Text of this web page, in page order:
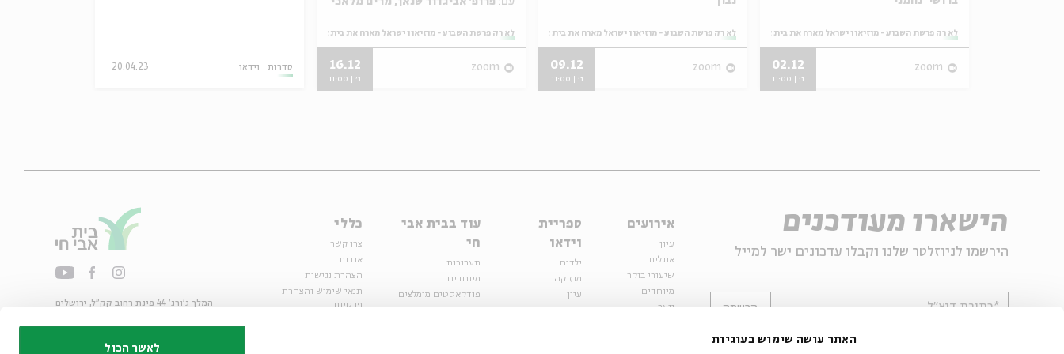
האתר עושה שימוש בעוגיות
לאשר הכול
סדרות וידאו 20.04.23
מתוך:
לא רק פרשת השבוע - מוזיאון ישראל מארח את בית אבי חי
zoom
16.12
ו' | 11:00
מתוך:
לא רק פרשת השבוע - מוזיאון ישראל מארח את בית אבי חי
zoom
09.12
ו' | 11:00
מתוך:
לא רק פרשת השבוע - מוזיאון ישראל מארח את בית אבי חי
zoom
02.12
ו' | 11:00
הישארו מעודכנים
הירשמו לניוזלטר שלנו וקבלו עדכונים ישר למייל
*כתובת דוא"ל הרשמה
אירועים
עיון
אנגלית
שיעורי בוקר
מיוחדים
נוער
ספריית
וידאו
ילדים
מוזיקה
עיון
עוד בבית אבי
חי
תערוכות
מיוחדים
פודקאסטים מומלצים
כללי
צרו קשר
אודות
הצהרת נגישות
תנאי שימוש והצהרת
פרטיות
המלך ג'ורג' 44 פינת רחוב קק״ל, ירושלים